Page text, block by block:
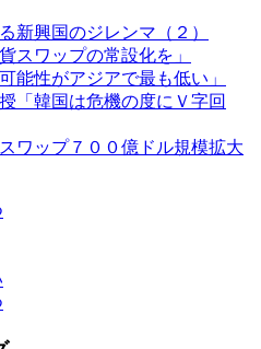
新興国のジレンマ（２）
スワップの常設化を」
能性がアジアで最も低い」
「韓国は危機の度にＶ字回
ワップ７００億ドル規模拡大